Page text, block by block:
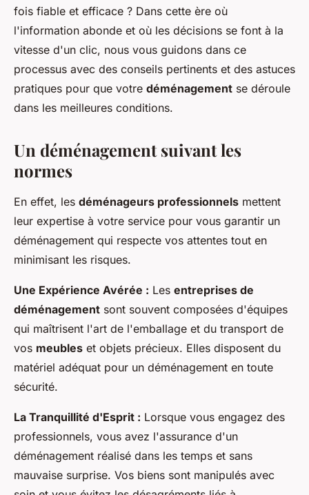
fois fiable et efficace ? Dans cette ère où
l'information abonde et où les décisions se font à la
vitesse d'un clic, nous vous guidons dans ce
processus avec des conseils pertinents et des astuces
pratiques pour que votre déménagement se déroule
dans les meilleures conditions.
Un déménagement suivant les
normes
En effet, les déménageurs professionnels mettent
leur expertise à votre service pour vous garantir un
déménagement qui respecte vos attentes tout en
minimisant les risques.
Une Expérience Avérée : Les entreprises de
déménagement sont souvent composées d'équipes
qui maîtrisent l'art de l'emballage et du transport de
vos meubles et objets précieux. Elles disposent du
matériel adéquat pour un déménagement en toute
sécurité.
La Tranquillité d'Esprit : Lorsque vous engagez des
professionnels, vous avez l'assurance d'un
déménagement réalisé dans les temps et sans
mauvaise surprise. Vos biens sont manipulés avec